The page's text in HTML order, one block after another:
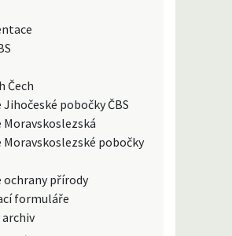
Čech
pobočky ČBS
pobočky
ochrany přírody
formuláře